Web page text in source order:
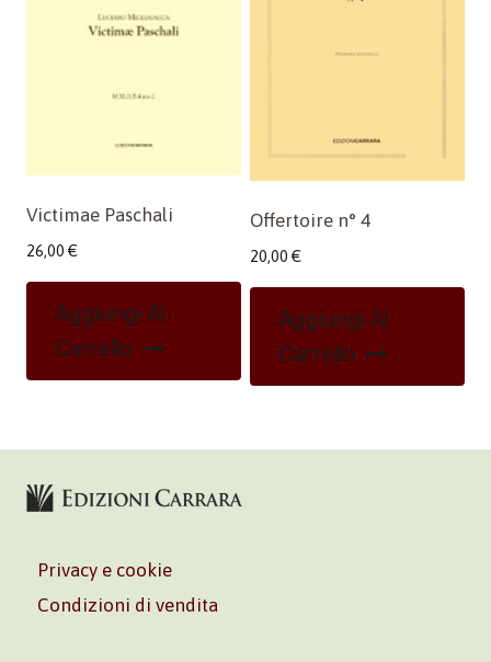
Victimae Paschali
26,00 €
Aggiungi Al
Carrello
Offertoire n° 4
20,00 €
Aggiungi Al
Carrello
Privacy e cookie
Condizioni di vendita